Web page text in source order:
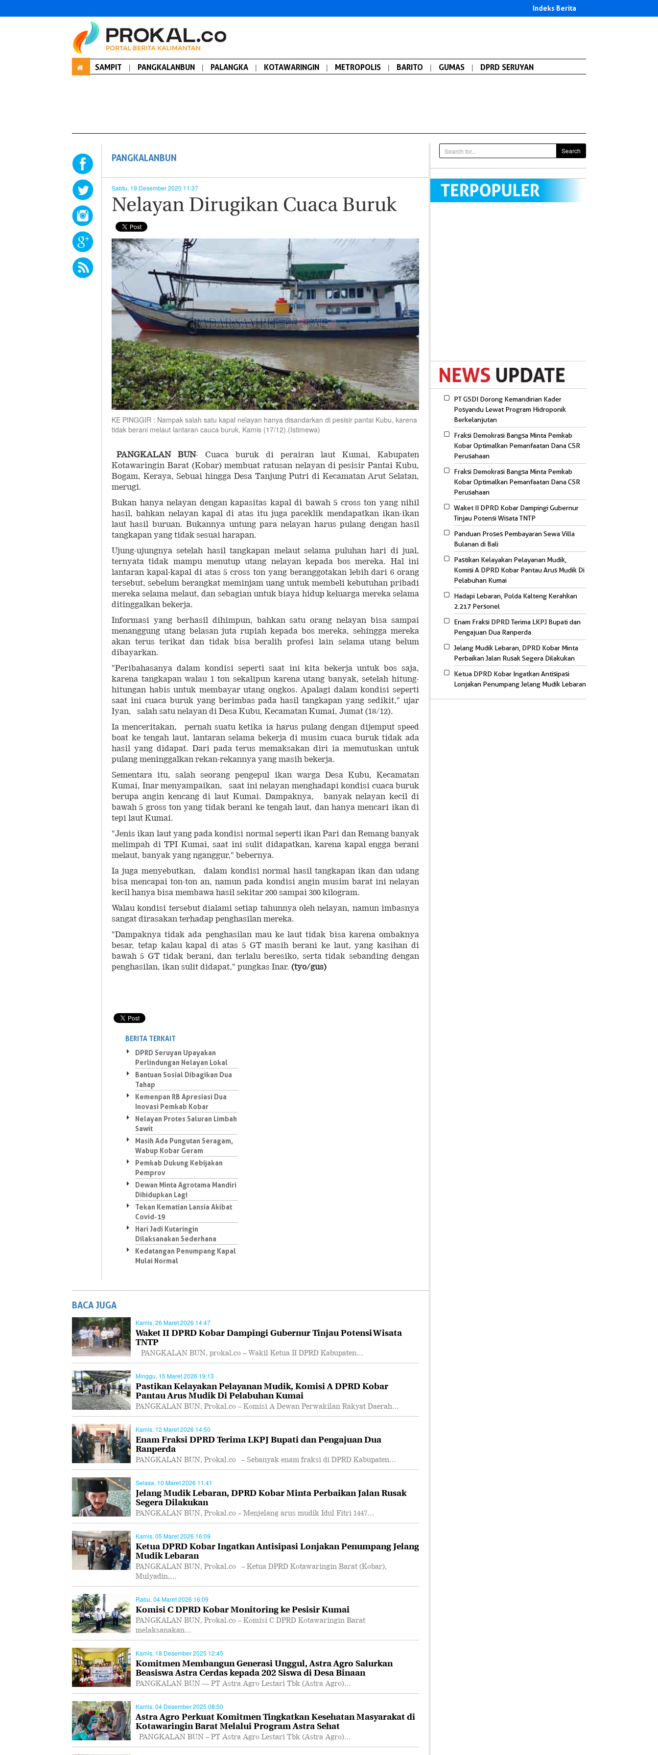
Indeks Berita
SAMPIT | PANGKALANBUN | PALANGKA | KOTAWARINGIN | METROPOLIS | BARITO | GUMAS | DPRD SERUYAN
PANGKALANBUN
Sabtu, 19 Desember 2020 11:37
Nelayan Dirugikan Cuaca Buruk
KE PINGGIR : Nampak salah satu kapal nelayan hanya disandarkan di pesisir pantai Kubu, karena
tidak berani melaut lantaran cauca buruk, Kamis (17/12).(Istimewa)
PANGKALAN BUN- Cuaca buruk di perairan laut Kumai, Kabupaten
Kotawaringin Barat (Kobar) membuat ratusan nelayan di pesisir Pantai Kubu,
Bogam, Keraya, Sebuai hingga Desa Tanjung Putri di Kecamatan Arut Selatan,
merugi.
Bukan hanya nelayan dengan kapasitas kapal di bawah 5 cross ton yang nihil
hasil, bahkan nelayan kapal di atas itu juga paceklik mendapatkan ikan-ikan
laut hasil buruan. Bukannya untung para nelayan harus pulang dengan hasil
tangkapan yang tidak sesuai harapan.
Ujung-ujungnya setelah hasil tangkapan melaut selama puluhan hari di jual,
ternyata tidak mampu menutup utang nelayan kepada bos mereka. Hal ini
lantaran kapal-kapal di atas 5 cross ton yang beranggotakan lebih dari 6 orang
tersebut, sebelum berangkat meminjam uang untuk membeli kebutuhan pribadi
mereka selama melaut, dan sebagian untuk biaya hidup keluarga mereka selama
ditinggalkan bekerja.
Informasi yang berhasil dihimpun, bahkan satu orang nelayan bisa sampai
menanggung utang belasan juta rupiah kepada bos mereka, sehingga mereka
akan terus terikat dan tidak bisa beralih profesi lain selama utang belum
dibayarkan.
"Peribahasanya dalam kondisi seperti saat ini kita bekerja untuk bos saja,
karena tangkapan walau 1 ton sekalipun karena utang banyak, setelah hitung-
hitungan habis untuk membayar utang ongkos. Apalagi dalam kondisi seperti
saat ini cuaca buruk yang berimbas pada hasil tangkapan yang sedikit," ujar
Iyan, salah satu nelayan di Desa Kubu, Kecamatan Kumai, Jumat (18/12).
Ia menceritakan, pernah suatu ketika ia harus pulang dengan dijemput speed
boat ke tengah laut, lantaran selama bekerja di musim cuaca buruk tidak ada
hasil yang didapat. Dari pada terus memaksakan diri ia memutuskan untuk
pulang meninggalkan rekan-rekannya yang masih bekerja.
Sementara itu, salah seorang pengepul ikan warga Desa Kubu, Kecamatan
Kumai, Inar menyampaikan, saat ini nelayan menghadapi kondisi cuaca buruk
berupa angin kencang di laut Kumai. Dampaknya, banyak nelayan kecil di
bawah 5 gross ton yang tidak berani ke tengah laut, dan hanya mencari ikan di
tepi laut Kumai.
"Jenis ikan laut yang pada kondisi normal seperti ikan Pari dan Remang banyak
melimpah di TPI Kumai, saat ini sulit didapatkan, karena kapal engga berani
melaut, banyak yang nganggur," bebernya.
Ia juga menyebutkan, dalam kondisi normal hasil tangkapan ikan dan udang
bisa mencapai ton-ton an, namun pada kondisi angin musim barat ini nelayan
kecil hanya bisa membawa hasil sekitar 200 sampai 300 kilogram.
Walau kondisi tersebut dialami setiap tahunnya oleh nelayan, namun imbasnya
sangat dirasakan terhadap penghasilan mereka.
"Dampaknya tidak ada penghasilan mau ke laut tidak bisa karena ombaknya
besar, tetap kalau kapal di atas 5 GT masih berani ke laut, yang kasihan di
bawah 5 GT tidak berani, dan terlalu beresiko, serta tidak sebanding dengan
penghasilan, ikan sulit didapat," pungkas Inar. (tyo/gus)
BERITA TERKAIT
DPRD Seruyan Upayakan
Perlindungan Nelayan Lokal
Bantuan Sosial Dibagikan Dua
Tahap
Kemenpan RB Apresiasi Dua
Inovasi Pemkab Kobar
Nelayan Protes Saluran Limbah
Sawit
Masih Ada Pungutan Seragam,
Wabup Kobar Geram
Pemkab Dukung Kebijakan
Pemprov
Dewan Minta Agrotama Mandiri
Dihidupkan Lagi
Tekan Kematian Lansia Akibat
Covid-19
Hari Jadi Kutaringin
Dilaksanakan Sederhana
Kedatangan Penumpang Kapal
Mulai Normal
BACA JUGA
Kamis, 26 Maret 2026 14:47
Waket II DPRD Kobar Dampingi Gubernur Tinjau Potensi Wisata
TNTP
PANGKALAN BUN, prokal.co – Wakil Ketua II DPRD Kabupaten…
Minggu, 15 Maret 2026 19:13
Pastikan Kelayakan Pelayanan Mudik, Komisi A DPRD Kobar
Pantau Arus Mudik Di Pelabuhan Kumai
PANGKALAN BUN, Prokal.co – Komisi A Dewan Perwakilan Rakyat Daerah…
Kamis, 12 Maret 2026 14:50
Enam Fraksi DPRD Terima LKPJ Bupati dan Pengajuan Dua
Ranperda
PANGKALAN BUN, Prokal.co – Sebanyak enam fraksi di DPRD Kabupaten…
Selasa, 10 Maret 2026 11:41
Jelang Mudik Lebaran, DPRD Kobar Minta Perbaikan Jalan Rusak
Segera Dilakukan
PANGKALAN BUN, Prokal.co – Menjelang arus mudik Idul Fitri 1447…
Kamis, 05 Maret 2026 16:09
Ketua DPRD Kobar Ingatkan Antisipasi Lonjakan Penumpang Jelang
Mudik Lebaran
PANGKALAN BUN, Prokal.co – Ketua DPRD Kotawaringin Barat (Kobar),
Mulyadin,…
Rabu, 04 Maret 2026 16:09
Komisi C DPRD Kobar Monitoring ke Pesisir Kumai
PANGKALAN BUN, Prokal.co – Komisi C DPRD Kotawaringin Barat
melaksanakan…
Kamis, 18 Desember 2025 12:45
Komitmen Membangun Generasi Unggul, Astra Agro Salurkan
Beasiswa Astra Cerdas kepada 202 Siswa di Desa Binaan
PANGKALAN BUN — PT Astra Agro Lestari Tbk (Astra Agro)…
Kamis, 04 Desember 2025 08:50
Astra Agro Perkuat Komitmen Tingkatkan Kesehatan Masyarakat di
Kotawaringin Barat Melalui Program Astra Sehat
PANGKALAN BUN – PT Astra Agro Lestari Tbk (Astra Agro)…
Search
PT GSDI Dorong Kemandirian Kader
Posyandu Lewat Program Hidroponik
Berkelanjutan
Fraksi Demokrasi Bangsa Minta Pemkab
Kobar Optimalkan Pemanfaatan Dana CSR
Perusahaan
Fraksi Demokrasi Bangsa Minta Pemkab
Kobar Optimalkan Pemanfaatan Dana CSR
Perusahaan
Waket II DPRD Kobar Dampingi Gubernur
Tinjau Potensi Wisata TNTP
Panduan Proses Pembayaran Sewa Villa
Bulanan di Bali
Pastikan Kelayakan Pelayanan Mudik,
Komisi A DPRD Kobar Pantau Arus Mudik Di
Pelabuhan Kumai
Hadapi Lebaran, Polda Kalteng Kerahkan
2.217 Personel
Enam Fraksi DPRD Terima LKPJ Bupati dan
Pengajuan Dua Ranperda
Jelang Mudik Lebaran, DPRD Kobar Minta
Perbaikan Jalan Rusak Segera Dilakukan
Ketua DPRD Kobar Ingatkan Antisipasi
Lonjakan Penumpang Jelang Mudik Lebaran